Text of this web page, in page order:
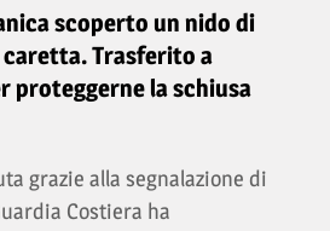
scoperto un nido di
Trasferito a
proteggerne la schiusa
grazie alla segnalazione di
Costiera ha